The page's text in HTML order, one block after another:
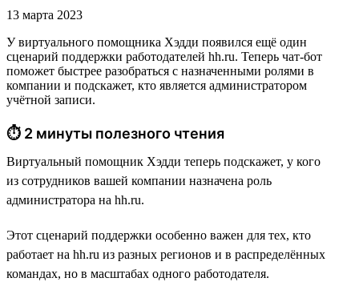
13 марта 2023
У виртуального помощника Хэдди появился ещё один
сценарий поддержки работодателей hh.ru. Теперь чат-бот
поможет быстрее разобраться с назначенными ролями в
компании и подскажет, кто является администратором
учётной записи.
⏱ 2 минуты полезного чтения
Виртуальный помощник Хэдди теперь подскажет, у кого
из сотрудников вашей компании назначена роль
администратора на hh.ru.
Этот сценарий поддержки особенно важен для тех, кто
работает на hh.ru из разных регионов и в распределённых
командах, но в масштабах одного работодателя.